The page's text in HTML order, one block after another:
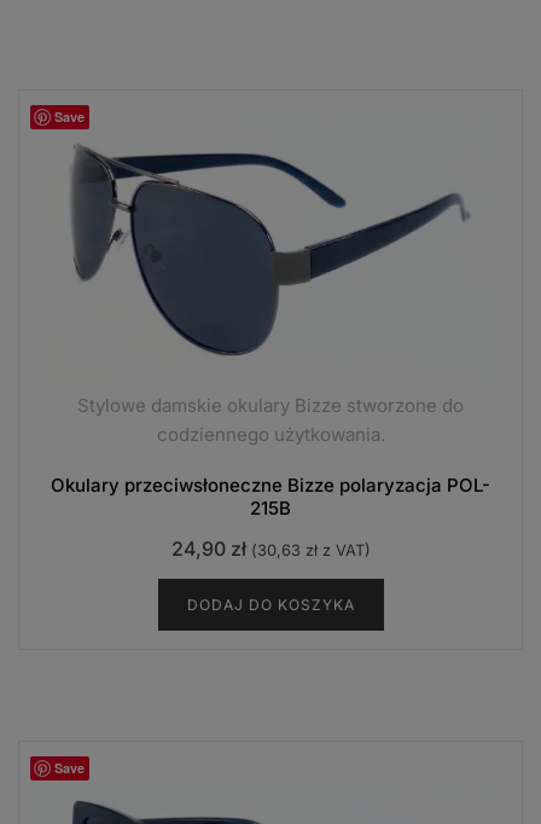
Save
Stylowe damskie okulary Bizze stworzone do
codziennego użytkowania.
Okulary przeciwsłoneczne Bizze polaryzacja POL-
215B
24,90 zł (30,63 złz VAT)
DODAJ DO KOSZYKA
Save